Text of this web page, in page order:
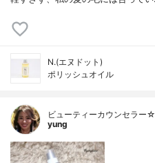
N.(エヌドット)
ポリッシュオイル
ビューティーカウンセラ
yung